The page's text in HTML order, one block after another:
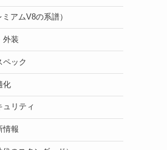
アムV8の系譜）
外装
ペック
化
ュリティ
情報